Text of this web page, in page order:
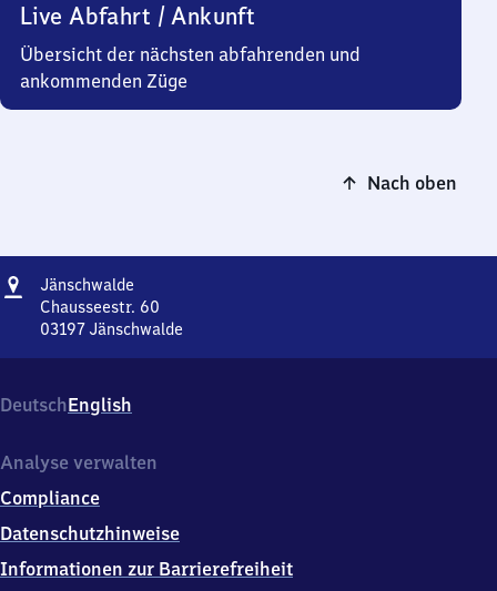
Live Abfahrt / Ankunft
Übersicht der nächsten abfahrenden und
ankommenden Züge
Nach oben
Adresse
Jänschwalde
Chausseestr. 60
03197 Jänschwalde
60,
0
1
7
Jänschwalde
DeutschEnglish
Analyse verwalten
Compliance
Datenschutzhinweise
Informationen zur Barrierefreiheit